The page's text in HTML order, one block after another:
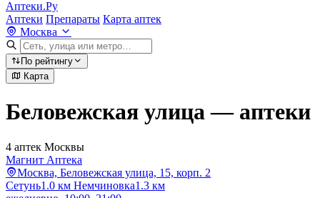
Аптеки.Ру
Аптеки Препараты Карта аптек
Москва
По рейтингу
Карта
Беловежская улица — аптеки
4 аптек Москвы
Магнит Аптека
Москва, Беловежская улица, 15, корп. 2
Сетунь1.0 км Немчиновка1.3 км